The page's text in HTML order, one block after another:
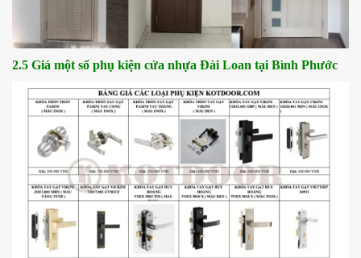
2.5 Giá một số phụ kiện cửa nhựa Đài Loan tại Bình Phước